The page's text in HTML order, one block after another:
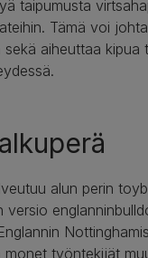
taipumusta
Tämä voi
aiheuttaa kipua
alun perin
versio
monet työntekijät